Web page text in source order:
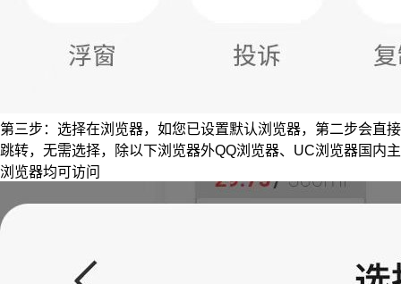
第三步：选择在浏览器，如您已设置默认浏览器，第二步会直接
跳转，无需选择，除以下浏览器外QQ浏览器、UC浏览器国内主
浏览器均可访问